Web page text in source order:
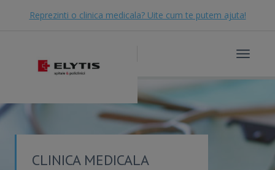
Reprezinti o clinica medicala? Uite cum te putem ajuta!
Toggle
CLINICA MEDICALA